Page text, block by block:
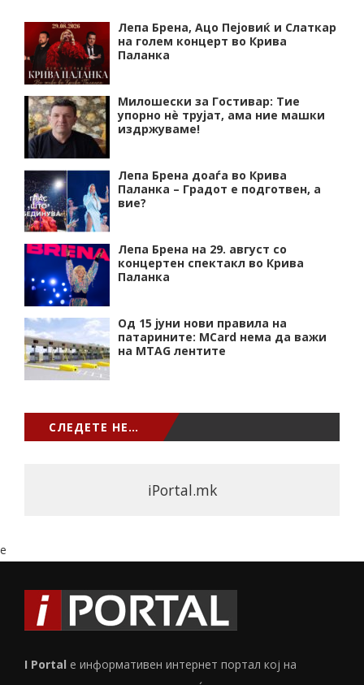
Лепа Брена, Ацо Пејовиќ и Слаткар
на голем концерт во Крива
Паланка
Милошески за Гостивар: Тие
упорно нѐ трујат, ама ние машки
издржуваме!
Лепа Брена доаѓа во Крива
Паланка – Градот е подготвен, а
вие?
Лепа Брена на 29. август со
концертен спектакл во Крива
Паланка
Од 15 јуни нови правила на
патарините: MCard нема да важи
на MTAG лентите
СЛЕДЕТЕ НЕ…
iPortal.mk
e
I Portal е информативен интернет портал кој на